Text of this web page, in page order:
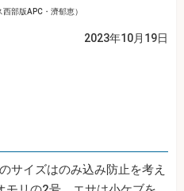
部版APC・濟郁恵）
2023年10月19日
サイズはのみ込み防止を考え